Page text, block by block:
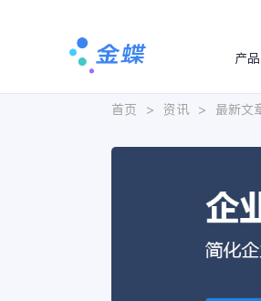
产品
首页 > 资讯 > 最新文